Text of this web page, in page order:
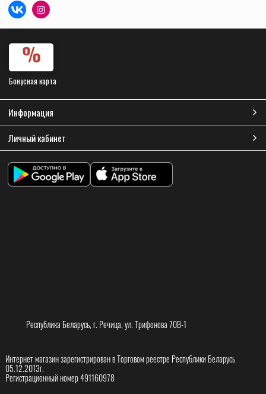
Бонусная карта
Информация
Личный кабинет
Республика Беларусь, г. Речица, ул. Трифонова 70В-1
Интернет магазин зарегистрирован в Торговом реестре Республики Беларусь
05.12.2013г.
Регистрационный номер 491160978